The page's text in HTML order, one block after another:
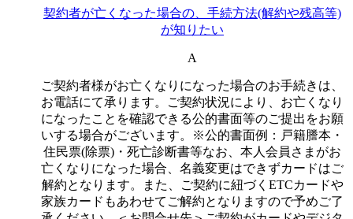
契約者が亡くなった場合の、手続方法(解約や残高等)
が知りたい
A
ご契約者様がお亡くなりになった場合のお手続きは、
お電話にて承ります。ご契約状況により、お亡くなり
になったことを確認できる公的書面等のご提出をお願
いする場合がございます。※公的書面例：戸籍謄本・
住民票(除票)・死亡診断書等なお、本人会員さまがお
亡くなりになった場合、名義変更はできずカードはご
解約となります。また、ご契約に紐づくETCカードや
家族カードもあわせてご解約となりますので予めご了